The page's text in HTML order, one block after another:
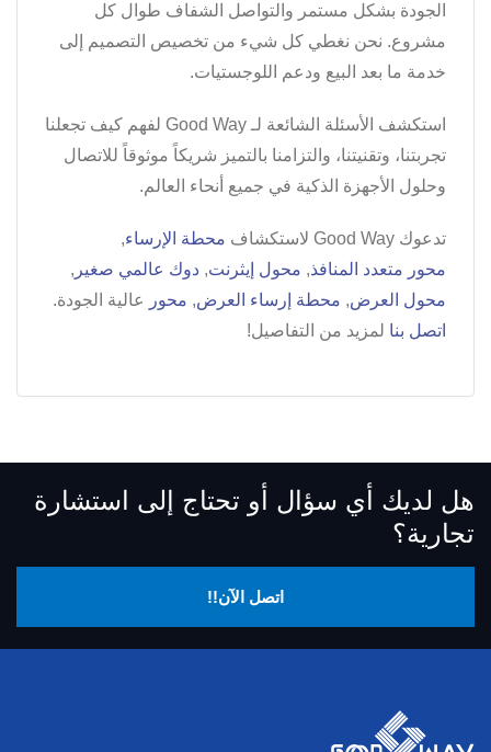
الجودة بشكل مستمر والتواصل الشفاف طوال كل
مشروع. نحن نغطي كل شيء من تخصيص التصميم إلى
خدمة ما بعد البيع ودعم اللوجستيات.
استكشف الأسئلة الشائعة لـ Good Way لفهم كيف تجعلنا
تجربتنا، وتقنيتنا، والتزامنا بالتميز شريكاً موثوقاً للاتصال
وحلول الأجهزة الذكية في جميع أنحاء العالم.
تدعوك Good Way لاستكشاف محطة الإرساء,
محور متعدد المنافذ, محول إيثرنت, دوك عالمي صغير ,
محول العرض, محطة إرساء العرض, محور
عالية الجودة.
اتصل بنا لمزيد من التفاصيل!
هل لديك أي سؤال أو تحتاج إلى استشارة
تجارية؟
اتصل الآن!!